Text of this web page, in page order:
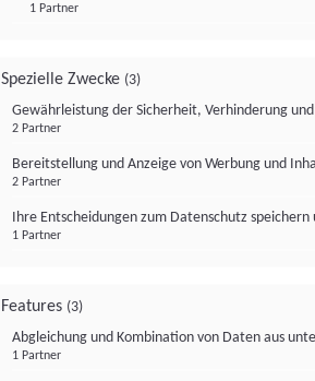
1 Partner
Spezielle Zwecke (3)
Gewährleistung der Sicherheit, Verhinderung
2 Partner
Bereitstellung und Anzeige von Werbung und
2 Partner
Ihre Entscheidungen zum Datenschutz
1 Partner
Features (3)
Abgleichung und Kombination von Daten aus
1 Partner